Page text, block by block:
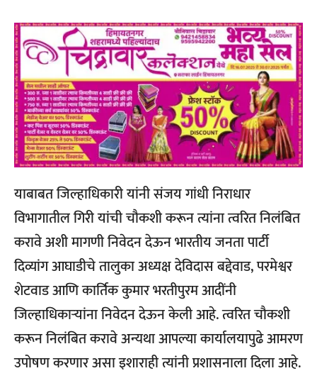
याबाबत जिल्हाधिकारी यांनी संजय गांधी निराधार
विभागातील गिरी यांची चौकशी करून त्यांना त्वरित निलंबित
करावे अशी मागणी निवेदन देऊन भारतीय जनता पार्टी
दिव्यांग आघाडीचे तालुका अध्यक्ष देविदास बद्देवाड, परमेश्वर
शेटवाड आणि कार्तिक कुमार भरतीपुरम आदींनी
जिल्हाधिकाऱ्यांना निवेदन देऊन केली आहे. त्वरित चौकशी
करून निलंबित करावे अन्यथा आपल्या कार्यालयापुढे आमरण
उपोषण करणार असा इशाराही त्यांनी प्रशासनाला दिला आहे.